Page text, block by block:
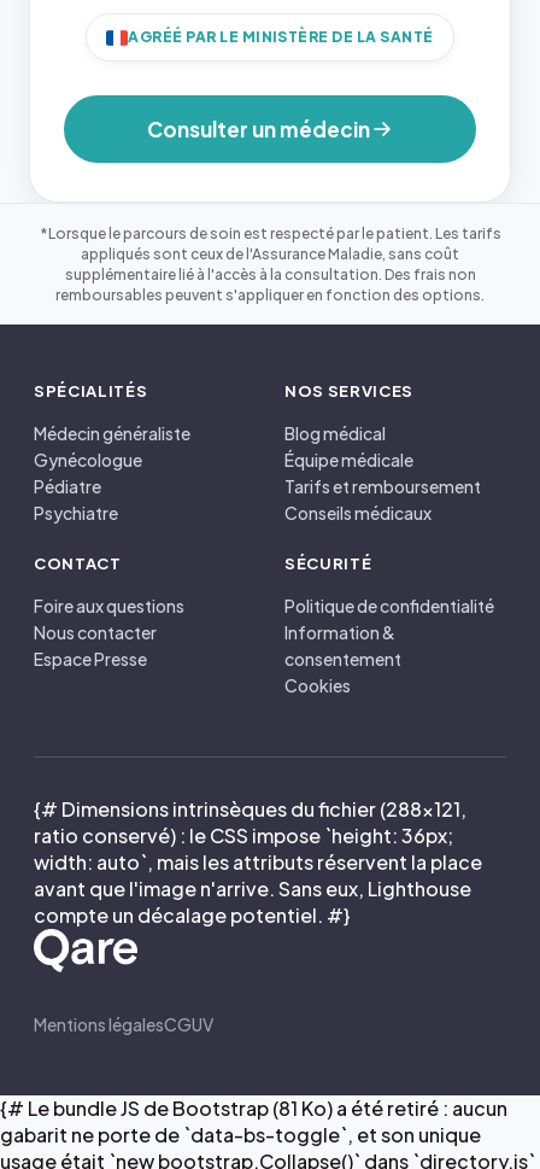
AGRÉÉ PAR LE MINISTÈRE DE LA SANTÉ
Consulter un médecin
*Lorsque le parcours de soin est respecté par le patient. Les tarifs
appliqués sont ceux de l'Assurance Maladie, sans coût
supplémentaire lié à l'accès à la consultation. Des frais non
remboursables peuvent s'appliquer en fonction des options.
SPÉCIALITÉS
Médecin généraliste
Gynécologue
Pédiatre
Psychiatre
NOS SERVICES
Blog médical
Équipe médicale
Tarifs et remboursement
Conseils médicaux
CONTACT
Foire aux questions
Nous contacter
Espace Presse
SÉCURITÉ
Politique de confidentialité
Information &
consentement
Cookies
{# Dimensions intrinsèques du fichier (288×121,
ratio conservé) : le CSS impose `height: 36px;
width: auto`, mais les attributs réservent la place
avant que l'image n'arrive. Sans eux, Lighthouse
compte un décalage potentiel. #}
Mentions légalesCGUV
{# Le bundle JS de Bootstrap (81 Ko) a été retiré : aucun
gabarit ne porte de `data-bs-toggle`, et son unique
usage était `new bootstrap.Collapse()` dans `directory.js`